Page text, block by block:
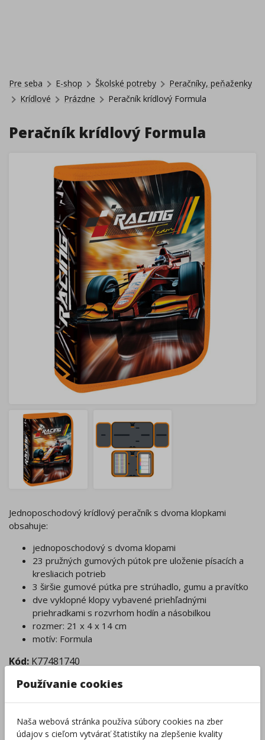
Pre seba E-shop Školské potreby
Peračníky, peňaženky
Krídlové
Prázdne Peračník krídlový Formula
Peračník krídlový Formula
Jednoposchodový krídlový peračník s dvoma klopkami
obsahuje:
jednoposchodový s dvoma klopami
23 pružných gumových pútok pre uloženie písacích a
kresliacich potrieb
3 širšie gumové pútka pre strúhadlo, gumu a pravítko
dve vyklopné klopy vybavené priehľadnými
priehradkami s rozvrhom hodín a násobilkou
rozmer: 21 x 4 x 14 cm
motív: Formula
Kód: K77481740
Tovar nie je skladom.
Používanie cookies
Naša webová stránka používa súbory cookies na zber
údajov s cieľom vytvárať štatistiky na zlepšenie kvality